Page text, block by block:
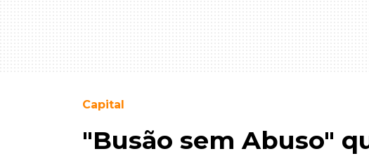
Capital
"Busão sem Abuso"